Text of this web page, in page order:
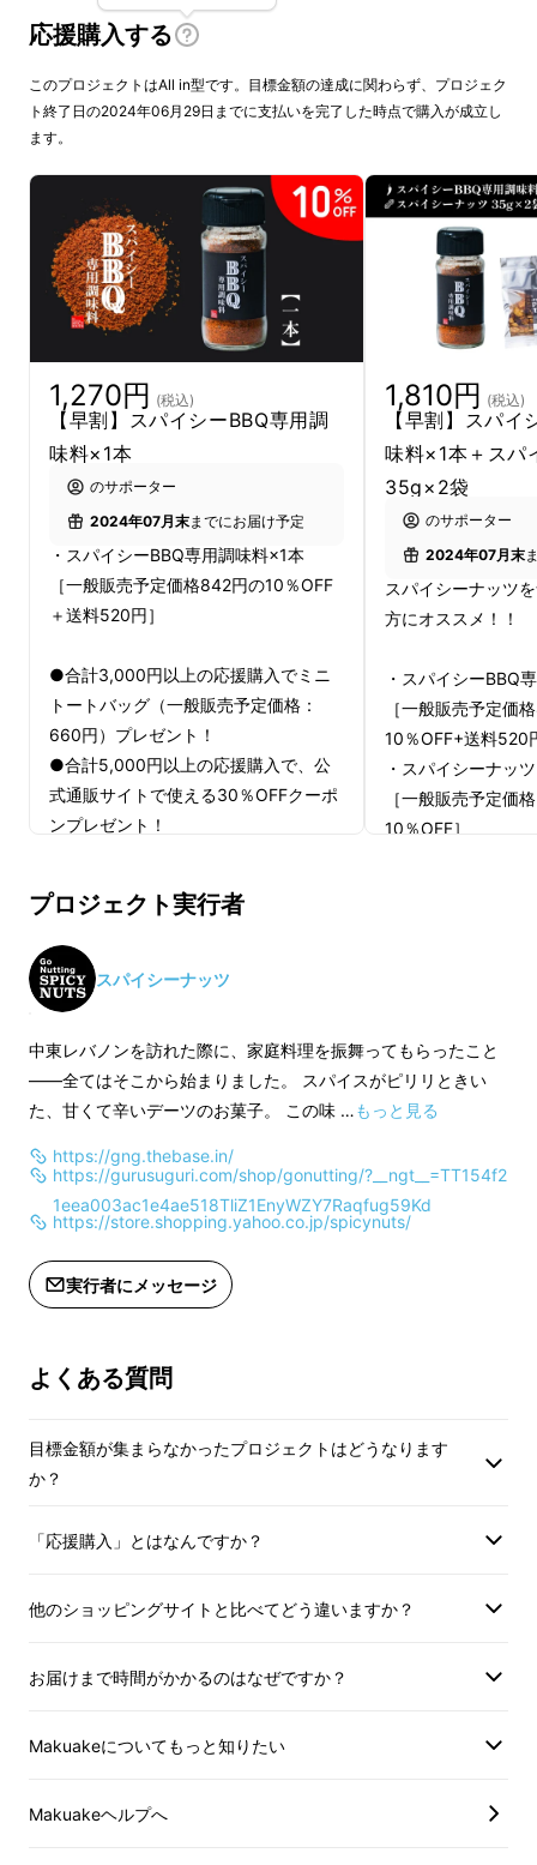
肉・野菜・魚、何にかけても美味しくなる！
美味しさのヒミツは粉末醤油とクラッシュした
スパイシーナッツ！？
コクと深みのある、ナッツ入りの新しいスパイ
スです。
そもそも、スパイシー
ナッツってなに？
ナッツです。
おつまみ・ギフトとして通販で大人気！
ルーツをキャラメリゼ、
をしています。
応援購入する
このプロジェクトはAll in型です。目標金額の達成に関わらず、プロジェク
ト終了日の2024年06月29日までに支払いを完了した時点で購入が成立し
ます。
1,270円 (税込)
【早割】スパイシーBBQ専用調
味料×1本
のサポーター
2024年07月末までにお届け予定
・スパイシーBBQ専用調味料×1本
［一般販売予定価格842円の10％OFF
＋送料520円］
●合計3,000円以上の応援購入でミニ
トートバッグ（一般販売予定価格：
660円）プレゼント！
●合計5,000円以上の応援購入で、公
式通販サイトで使える30％OFFクーポ
ンプレゼント！
※賞味期限は製造から457日となりま
す。
※クーポンは2024年8月1日より180日
※デザイン・仕様は変更になる可能性
もございます。ご了承ください。
※ご注文状況、使用部材の供給状況、
製造工程上の都合等により出荷時期が
遅れる場合があります。
※インボイス制度対応の領収書：発行
適格請求書発行事業者登録番号の記載
のあるインボイスが必要な場合は、
お問合せください
1,810円 (税込)
【早割】スパイ
味料×1本＋スパ
35g×2袋
のサポーター
2024年07月末
スパイシーナッツ
方にオススメ！！
・スパイシーBBQ
［一般販売予定価
10％OFF+送料520
・スパイシーナッ
［一般販売予定価
10％OFF］
す。
※クーポンは2024
可
Makuakeメッセー
プロジェクト実行者
スパイシーナッツ
中東レバノンを訪れた際に、家庭料理を振舞ってもらったこと
—―全てはそこから始まりました。 スパイスがピリリときい
た、甘くて辛いデーツのお菓子。 この味 …もっと見る
https://gng.thebase.in/
https://gurusuguri.com/shop/gonutting/?__ngt__=TT154f2
1eea003ac1e4ae518TliZ1EnyWZY7Raqfug59Kd
https://store.shopping.yahoo.co.jp/spicynuts/
実行者にメッセージ
よくある質問
目標金額が集まらなかったプロジェクトはどうなります
か？
「応援購入」とはなんですか？
他のショッピングサイトと比べてどう違いますか？
お届けまで時間がかかるのはなぜですか？
Makuakeについてもっと知りたい
Makuakeヘルプへ